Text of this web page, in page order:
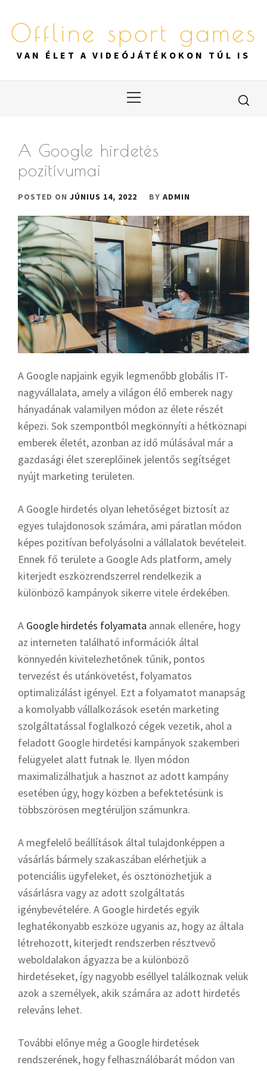
content
Offline sport games
VAN ÉLET A VIDEÓJÁTÉKOKON TÚL IS
Menu
A Google hirdetés
pozitívumai
POSTED ON JÚNIUS 14, 2022 BY ADMIN
A Google napjaink egyik legmenőbb globális IT-
nagyvállalata, amely a világon élő emberek nagy
hányadának valamilyen módon az élete részét
képezi. Sok szempontból megkönnyíti a hétköznapi
emberek életét, azonban az idő múlásával már a
gazdasági élet szereplőinek jelentős segítséget
nyújt marketing területen.
A Google hirdetés olyan lehetőséget biztosít az
egyes tulajdonosok számára, ami páratlan módon
képes pozitívan befolyásolni a vállalatok bevételeit.
Ennek fő területe a Google Ads platform, amely
kiterjedt eszközrendszerrel rendelkezik a
különböző kampányok sikerre vitele érdekében.
A Google hirdetés folyamata annak ellenére, hogy
az interneten található információk által
könnyedén kivitelezhetőnek tűnik, pontos
tervezést és utánkövetést, folyamatos
optimalizálást igényel. Ezt a folyamatot manapság
a komolyabb vállalkozások esetén marketing
szolgáltatással foglalkozó cégek vezetik, ahol a
feladott Google hirdetési kampányok szakemberi
felügyelet alatt futnak le. Ilyen módon
maximalizálhatjuk a hasznot az adott kampány
esetében úgy, hogy közben a befektetésünk is
többszörösen megtérüljön számunkra.
A megfelelő beállítások által tulajdonképpen a
vásárlás bármely szakaszában elérhetjük a
potenciális ügyfeleket, és ösztönözhetjük a
vásárlásra vagy az adott szolgáltatás
igénybevételére. A Google hirdetés egyik
leghatékonyabb eszköze ugyanis az, hogy az általa
létrehozott, kiterjedt rendszerben résztvevő
weboldalakon ágyazza be a különböző
hirdetéseket, így nagyobb eséllyel találkoznak velük
azok a személyek, akik számára az adott hirdetés
releváns lehet.
További előnye még a Google hirdetések
rendszerének, hogy felhasználóbarát módon van